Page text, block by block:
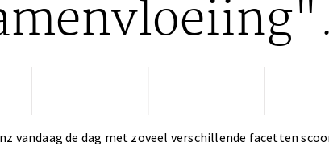
vandaag de dag met zoveel verschillende facetten